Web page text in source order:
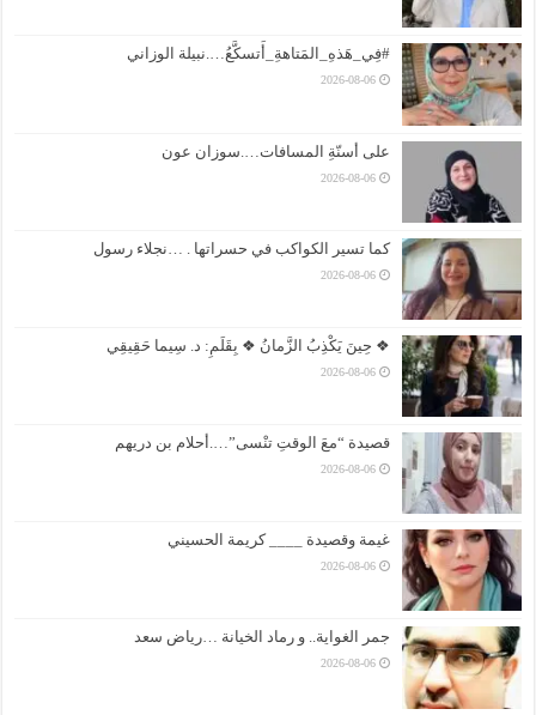
#فِي_هَذهِ_المَتاهةِ_أَتسكَّعُ….نبيلة الوزاني
2026-08-06
على أسنّةِ المسافات….سوزان عون
2026-08-06
كما تسير الكواكب في حسراتها . …نجلاء رسول
2026-08-06
❖ حِينَ يَكْذِبُ الزَّمانُ ❖ بِقَلَمِ: د. سِيما حَقِيقِي
2026-08-06
قصيدة “معَ الوقتِ تنْسى”….أحلام بن دريهم
2026-08-06
غيمة وقصيدة ____ كريمة الحسيني
2026-08-06
جمر الغواية.. و رماد الخيانة …رياض سعد
2026-08-06